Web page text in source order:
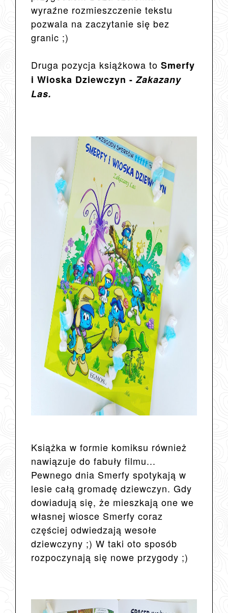
wyraźne rozmieszczenie tekstu
pozwala na zaczytanie się bez
granic ;)
Druga pozycja książkowa toSmerfy
i Wioska Dziewczyn -Zakazany
Las.
Książka w formie komiksu również
nawiązuje do fabuły filmu...
Pewnego dnia Smerfy spotykają w
lesie całą gromadę dziewczyn. Gdy
dowiadują się, że mieszkają one we
własnej wiosce Smerfy coraz
częściej odwiedzają wesołe
dziewczyny ;) W taki oto sposób
rozpoczynają się nowe przygody ;)